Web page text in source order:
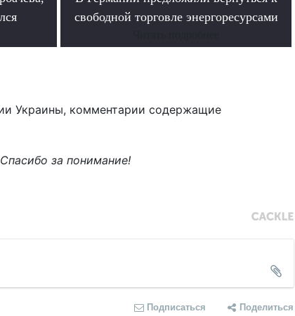
свободной торговле энергоресурсами
Украины, комментарии содержащие
Спасибо за понимание!
Подписаться Поделиться